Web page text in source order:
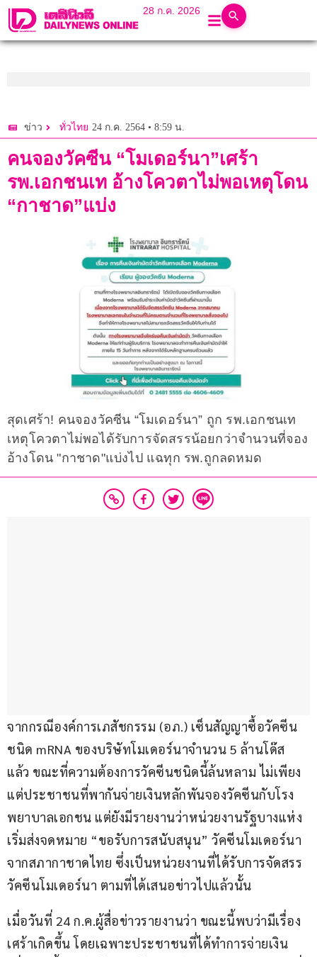
28 ก.ค. 2026
ข่าว ทั่วไทย 24 ก.ค. 2564 • 8:59 น.
คนจองวัคซีน “โมเดอร์นา”เศร้า
รพ.เอกชนเท อ้างโควตาไม่พอเหตุโดน
“กาชาด”แบ่ง
สุดเศร้า! คนจองวัคซีน “โมเดอร์นา” ถูก รพ.เอกชนเท
เหตุโควตาไม่พอได้รับการจัดสรรน้อยกว่าจำนวนที่จอง
อ้างโดน "กาชาด"แบ่งไป แฉทุก รพ.ถูกลดหมด
จากกรณีองค์การเภสัชกรรม (อภ.) เซ็นสัญญาซื้อวัคซีน
ชนิด mRNA ของบริษัทโมเดอร์นาจำนวน 5 ล้านโด๊ส
แล้ว ขณะที่ความต้องการวัคซีนชนิดนี้ล้นหลาม ไม่เพียง
แต่ประชาชนที่พากันจ่ายเงินหลักพันจองวัคซีนกับโรง
พยาบาลเอกชน แต่ยังมีรายงานว่าหน่วยงานรัฐบางแห่ง
เริ่มส่งจดหมาย “ขอรับการสนับสนุน” วัคซีนโมเดอร์นา
จากสภากาชาดไทย ซึ่งเป็นหน่วยงานที่ได้รับการจัดสรร
วัคซีนโมเดอร์นา ตามที่ได้เสนอข่าวไปแล้วนั้น
เมื่อวันที่ 24 ก.ค.ผู้สื่อข่าวรายงานว่า ขณะนี้พบว่ามีเรื่อง
เศร้าเกิดขึ้น โดยเฉพาะประชาชนที่ได้ทำการจ่ายเงิน